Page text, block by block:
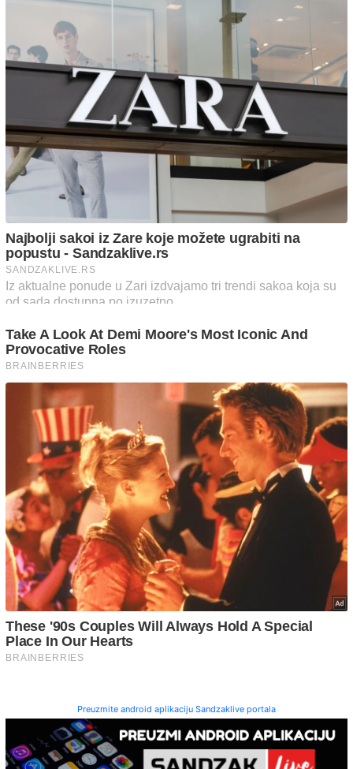
Preuzmite android aplikaciju Sandzaklive portala